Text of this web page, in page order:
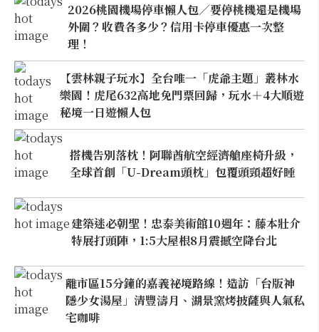
2026桃園機場停車懶人包／要停桃機還是機場
外圍？收費各多少？信用卡停車優惠一次整
理！
【雲林親子玩水】全台唯一「虎爺主題」叢林水
樂園！虎尾632高地免門票回歸，玩水＋4大順遊
秘境一日遊懶人包
搭機告別落枕！阿聯酋航空經濟艙座椅升級，
全球首創「U-Dream頭枕」包覆頭頸超好睡
建築迷必朝聖！忠泰美術館10週年：藤本壯介
特展打頭陣，1:5大屋根8月震撼空降台北
離市區15分鐘的嘉義祕境路線！造訪「台版神
隱少女湯屋」清豐濤月、湖景窯烤披薩與人氣私
宅咖啡